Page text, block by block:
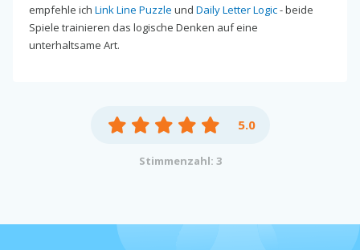
empfehle ich Link Line Puzzle und Daily Letter Logic- beide
Spiele trainieren das logische Denken auf eine
unterhaltsame Art.
5.0
Stimmenzahl: 3